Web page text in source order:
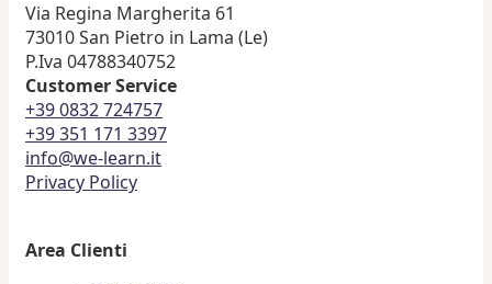
Via Regina Margherita 61
73010 San Pietro in Lama (Le)
P.Iva 04788340752
Customer Service
+39 0832 724757
+39 351 171 3397
info@we-learn.it
Privacy Policy
Area Clienti